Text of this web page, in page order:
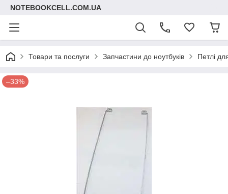
NOTEBOOKCELL.COM.UA
Товари та послуги Запчастини до ноутбуків Петлі
–33%